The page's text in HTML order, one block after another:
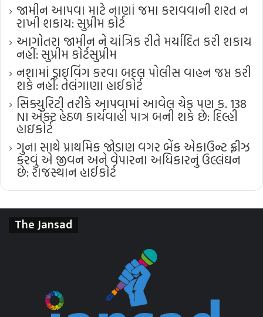
જામીન આપવા માટે નાણાં જમા કરાવવાની શરત ન
રાખી શકાય: સુપ્રીમ કોર્ટ
આગોતરા જામીન ને યાંત્રિક રીતે મર્યાદિત કરી શકાય
નહીં: સુપ્રીમ કોર્ટ​સુપ્રીમ
નશામાં ડ્રાઇવિંગ કરવા બદલ પોલીસ વાહન જપ્ત કરી
શકે નહીં: તેલંગાણા હાઈકોર્ટ
સિક્યુરિટી તરીકે આપવામાં આવેલ ચેક પણ ક. 138
NI એક્ટ હેઠળ કાર્યવાહી પાત્ર બની શકે છે: દિલ્હી
હાઇકોર્ટ
ગુના સાથે પ્રાથમિક જોડાણ વગર બેંક એકાઉન્ટ ફ્રીઝ
કરવું એ જીવન અને વેપારના અધિકારનું ઉલ્લંઘન
છે: રાજસ્થાન હાઈકોર્ટ
The Jansad